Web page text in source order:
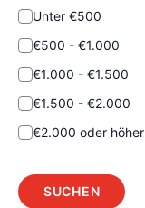
Unter €500
€500 - €1.000
€1.000 - €1.500
€1.500 - €2.000
€2.000 oder höher
SUCHEN